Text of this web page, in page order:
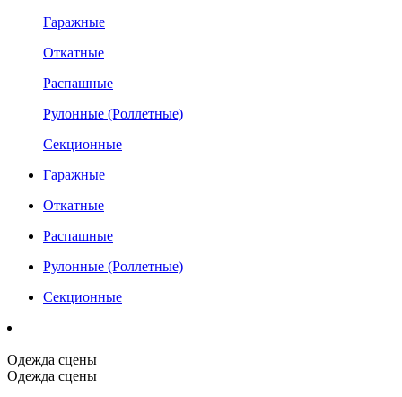
Гаражные
Откатные
Распашные
Рулонные (Роллетные)
Секционные
Гаражные
Откатные
Распашные
Рулонные (Роллетные)
Секционные
Одежда сцены
Одежда сцены